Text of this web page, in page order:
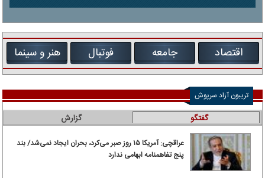
اقتصاد جامعه فوتبال هنر و سینما
تریبون آزاد سرپوش
گفتگو گزارش
عراقچی: آمریکا ۱۵ روز صبر می‌کرد، بحران ایجاد نمی‌شد/ بند
پنج تفاهمنامه ابهامی ندارد